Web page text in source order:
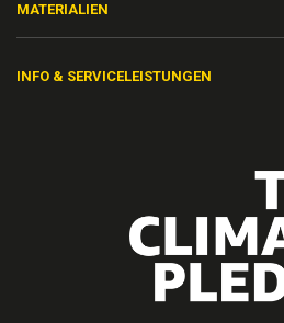
MATERIALIEN
INFO & SERVICELEISTUNGEN